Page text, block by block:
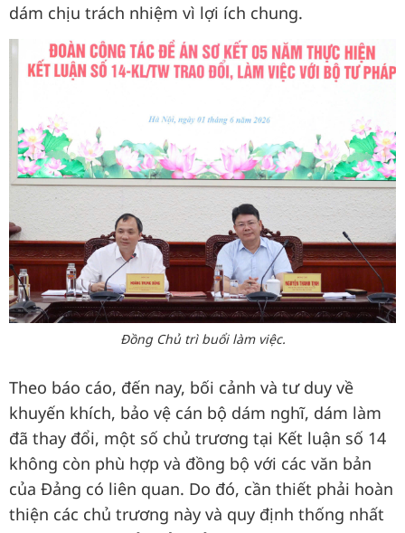
dám chịu trách nhiệm vì lợi ích chung.
Đồng Chủ trì buổi làm việc.
Theo báo cáo, đến nay, bối cảnh và tư duy về
khuyến khích, bảo vệ cán bộ dám nghĩ, dám làm
đã thay đổi, một số chủ trương tại Kết luận số 14
không còn phù hợp và đồng bộ với các văn bản
của Đảng có liên quan. Do đó, cần thiết phải hoàn
thiện các chủ trương này và quy định thống nhất